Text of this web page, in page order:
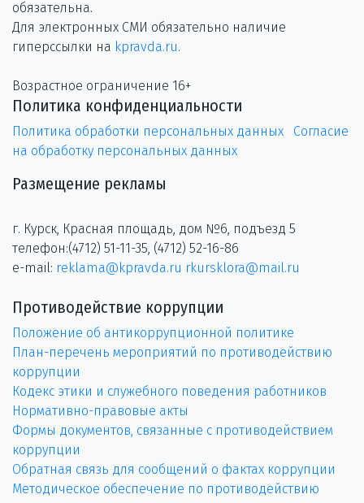
обязательна.
Для электронных СМИ обязательно наличие
гиперссылки на kpravda.ru.
Возрастное ограничение 16+
Политика конфиденциальности
Политика обработки персональных данных
Согласие
на обработку персональных данных
Размещение рекламы
г. Курск, Красная площадь, дом №6, подъезд 5
телефон:(4712) 51-11-35, (4712) 52-16-86
e-mail: reklama@kpravda.ru rkursklora@mail.ru
Противодействие коррупции
Положение об антикоррупционной политике
План-перечень мероприятий по противодействию
коррупции
Кодекс этики и служебного поведения работников
Нормативно-правовые акты
Формы документов, связанные с противодействием
коррупции
Обратная связь для сообщений о фактах коррупции
Методическое обеспечение по противодействию